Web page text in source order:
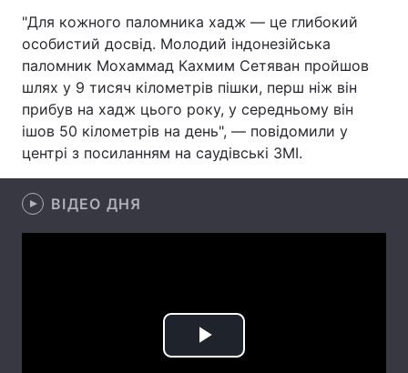
Здоров'я Туризм
Цікавинки Погода
Екологія Регіони
Лонгріди
Відео з Youtube
"Для кожного паломника хадж — це глибокий
особистий досвід. Молодий індонезійська
паломник Мохаммад Кахмим Сетяван пройшов
шлях у 9 тисяч кілометрів пішки, перш ніж він
прибув на хадж цього року, у середньому він
ішов 50 кілометрів на день", — повідомили у
центрі з посиланням на саудівські ЗМІ.
ВІДЕО ДНЯ
Play